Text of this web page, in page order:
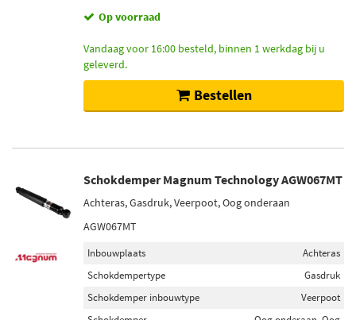
Op voorraad
Vandaag voor 16:00 besteld, binnen 1 werkdag bij u
geleverd.
Bestellen
Schokdemper Magnum Technology AGW067MT
Achteras, Gasdruk, Veerpoot, Oog onderaan
AGW067MT
Inbouwplaats
Achteras
Schokdempertype
Gasdruk
Schokdemper inbouwtype
Veerpoot